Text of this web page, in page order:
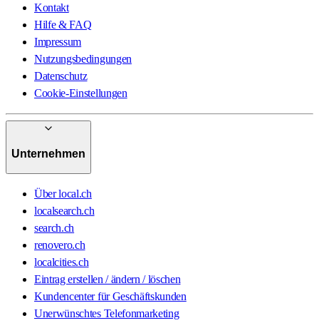
Kontakt
Hilfe & FAQ
Impressum
Nutzungsbedingungen
Datenschutz
Cookie-Einstellungen
Unternehmen
Über local.ch
localsearch.ch
search.ch
renovero.ch
localcities.ch
Eintrag erstellen / ändern / löschen
Kundencenter für Geschäftskunden
Unerwünschtes Telefonmarketing